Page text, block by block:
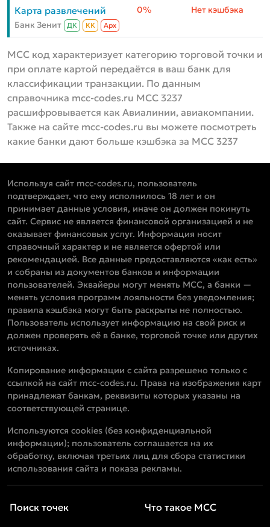
Карта развлечений
Банк Зенит ДК КК Aрх
0% Нет кэшбэка
MCC код характеризует категорию торговой точки и
при оплате картой передаётся в ваш банк для
классификации транзакции. По данным
справочника mcc-codes.ru MCC 3237
расшифровывается как Авиалинии, авиакомпании.
Также на сайте mcc-codes.ru вы можете посмотреть
какие банки дают больше кэшбэка за MCC 3237
Используя сайт mcc-codes.ru, пользователь
подтверждает, что ему исполнилось 18 лет и он
принимает данные условия, иначе он должен покинуть
сайт. Сервис не является финансовой организацией и не
оказывает финансовых услуг. Информация носит
справочный характер и не является офертой или
рекомендацией. Все данные предоставляются «как есть»
и собраны из документов банков и информации
пользователей. Эквайеры могут менять MCC, а банки —
менять условия программ лояльности без уведомления;
правила кэшбэка могут быть раскрыты не полностью.
Пользователь использует информацию на свой риск и
должен проверять её в банке, торговой точке или других
источниках.
Копирование информации с сайта разрешено только с
ссылкой на сайт mcc-codes.ru. Права на изображения карт
принадлежат банкам, реквизиты которых указаны на
соответствующей странице.
Используются cookies (без конфиденциальной
информации); пользователь соглашается на их
обработку, включая третьих лиц для сбора статистики
использования сайта и показа рекламы.
Поиск точек
Что такое MCC